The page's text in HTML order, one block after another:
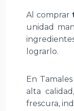
Al comprar
unidad
lograrlo.
En
alta
frescura,